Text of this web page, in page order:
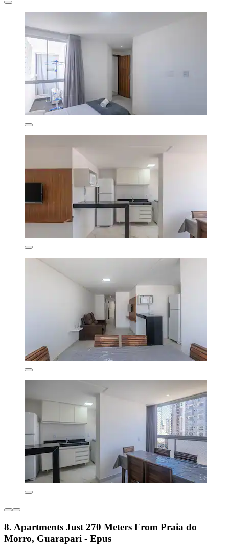
8. Apartments Just 270 Meters From Praia do
Morro, Guarapari - Epus